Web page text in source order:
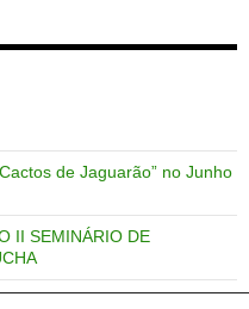
de Jaguarão” no Junho
II SEMINÁRIO DE